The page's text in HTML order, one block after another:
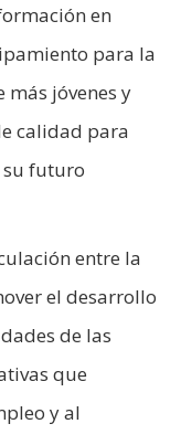
en
para la
jóvenes y
calidad para
su futuro
entre la
el desarrollo
de las
que
y al